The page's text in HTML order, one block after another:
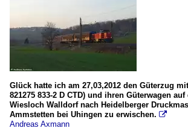
Glück hatte ich am 27,03,2012 den Güterzug
821275 833-2 D CTD) und ihren Güterwagen
Wiesloch Walldorf nach Heidelberger
Ammstetten bei Uhingen zu erwischen. 
Andreas Axmann